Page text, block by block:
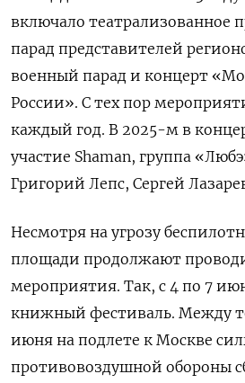
включало театрализованное
парад представителей
военный парад и концерт
России». С тех пор
каждый год. В 2025-м в
участие Shaman, группа
Григорий Лепс, Сергей
Несмотря на угрозу
площади продолжают
мероприятия. Так, с 4 по 7
книжный фестиваль. Между
июня на подлете к Москве
противовоздушной обороны